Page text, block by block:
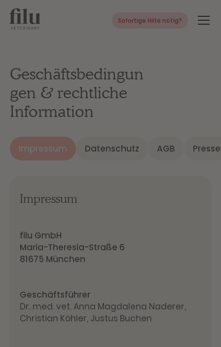
Sofortige Hilfe nötig?
Geschäftsbedingun
gen & rechtliche
Information
Impressum Datenschutz AGB Presse
Impressum
filu GmbH
Maria-Theresia-Straße 6
81675 München
Geschäftsführer
Dr. med. vet. Anna Magdalena Naderer,
Christian Köhler, Justus Buchen